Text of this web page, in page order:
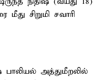
சிறுமி சவாரி
பாலியல் அத்துமீறலில்